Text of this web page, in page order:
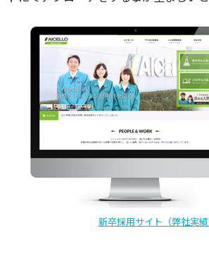
新卒採用サイト（弊社実績